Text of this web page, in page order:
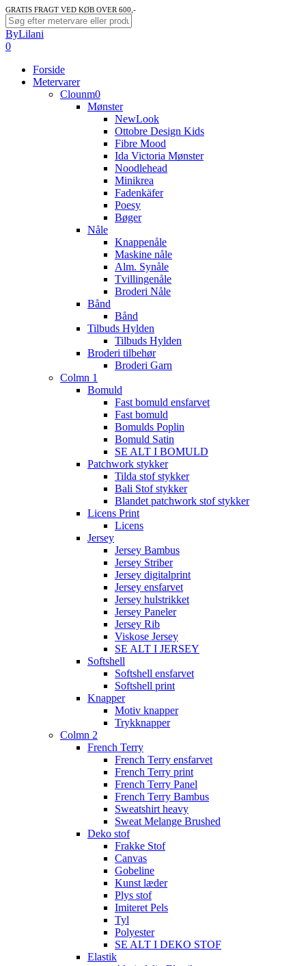
Skip
to
main
content
GRATIS FRAGT VED KØB OVER 600,-
Close
Search
ByLilani
search
account
0
Forside
Metervarer
Clounm0
Mønster
NewLook
Ottobre Design Kids
Fibre Mood
Ida Victoria Mønster
Noodlehead
Minikrea
Fadenkäfer
Poesy
Bøger
Nåle
Knappenåle
Maskine nåle
Alm. Synåle
Tvillingenåle
Broderi Nåle
Bånd
Bånd
Tilbuds Hylden
Tilbuds Hylden
Broderi tilbehør
Broderi Garn
Colmn 1
Bomuld
Fast bomuld ensfarvet
Fast bomuld
Bomulds Poplin
Bomuld Satin
SE ALT I BOMULD
Patchwork stykker
Tilda stof stykker
Bali Stof stykker
Blandet patchwork stof stykker
Licens Print
Licens
Jersey
Jersey Bambus
Jersey Striber
Jersey digitalprint
Jersey ensfarvet
Jersey hulstrikket
Jersey Paneler
Jersey Rib
Viskose Jersey
SE ALT I JERSEY
Softshell
Softshell ensfarvet
Softshell print
Knapper
Motiv knapper
Trykknapper
Colmn 2
French Terry
French Terry ensfarvet
French Terry print
French Terry Panel
French Terry Bambus
Sweatshirt heavy
Sweat Melange Brushed
Deko stof
Frakke Stof
Canvas
Gobeline
Kunst læder
Plys stof
Imiteret Pels
Tyl
Polyester
SE ALT I DEKO STOF
Elastik